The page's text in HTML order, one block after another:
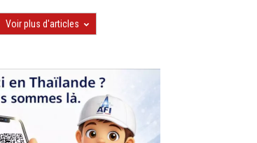
Voir plus d'articles